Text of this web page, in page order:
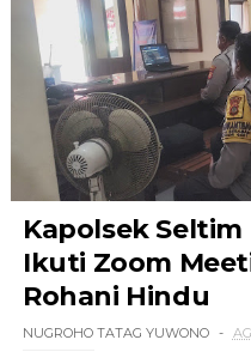
Kapolsek
Ikuti Zoom
Rohani Hindu
NUGROHO TATAG YUWONO